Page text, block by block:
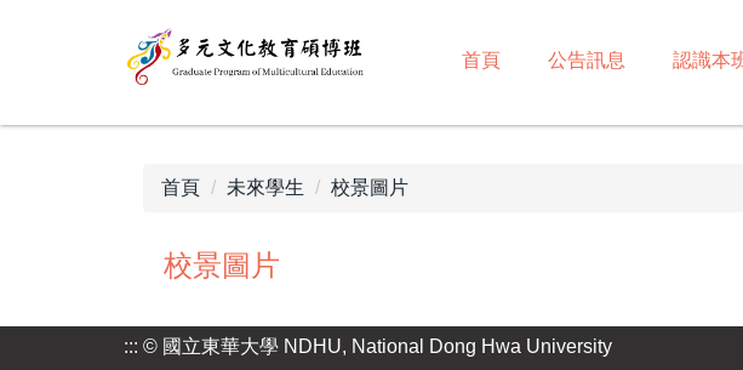
首頁 公告訊息 認識本
首頁 未來學生 校景圖片
校景圖片
::: © 國立東華大學 NDHU, National Dong Hwa University